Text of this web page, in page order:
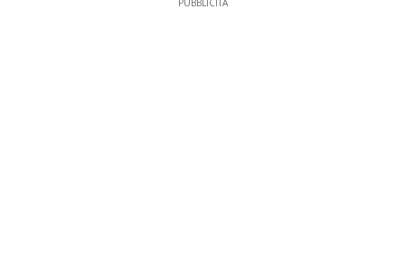
PUBBLICITÀ